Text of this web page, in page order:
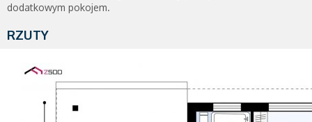
dodatkowym pokojem.
RZUTY